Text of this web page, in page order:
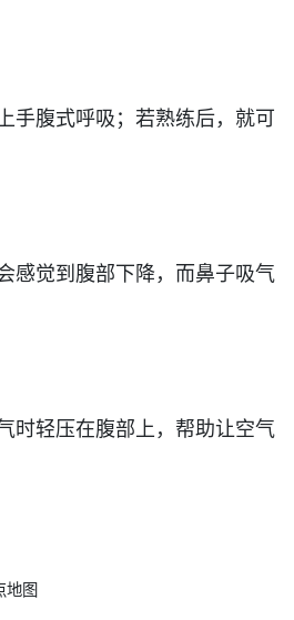
手腹式呼吸；若熟练后，就可
感觉到腹部下降，而鼻子吸气
时轻压在腹部上，帮助让空气
地图